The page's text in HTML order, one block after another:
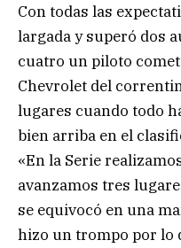
Con todas las
largada y superó dos
cuatro un piloto
Chevrolet del
lugares cuando todo
bien arriba en el
«En la Serie
avanzamos tres
se equivocó en una
hizo un trompo por lo